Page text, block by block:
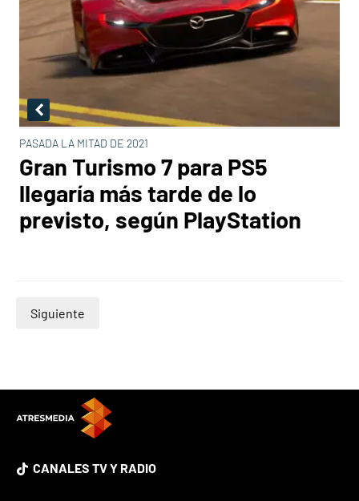
PASADA LA MITAD DE 2021
Gran Turismo 7 para PS5
llegaría más tarde de lo
previsto, según PlayStation
Siguiente
CANALES TV Y RADIO